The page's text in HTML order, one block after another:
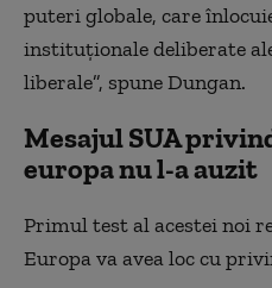
puteri globale, care
instituţionale deliberate
liberale”, spune Dungan.
Mesajul SUA
europa nu l-a auzit
Primul test al acestei noi
Europa va avea loc cu